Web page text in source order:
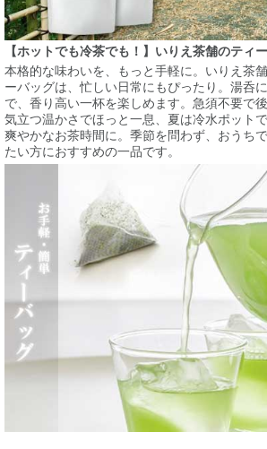
【ホットでも冷茶でも！】いりえ茶舗のティ
本格的な味わいを、もっと手軽に。いりえ茶
ーバッグは、忙しい日常にもぴったり。湯呑
で、香り高い一杯を楽しめます。急須不要で
気立つ温かさでほっと一息、夏は冷水ポット
爽やかなお茶時間に。季節を問わず、おうち
たい方におすすめの一品です。